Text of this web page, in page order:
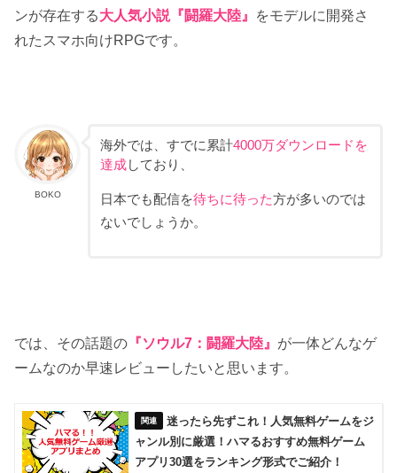
ンが存在する大人気小説『闘羅大陸』 をモデルに開発さ
れたスマホ向けRPGです。
BOKO
海外では、すでに累計4000万ダウンロードを
達成しており、
日本でも配信を待ちに待った方が多いのでは
ないでしょうか。
では、その話題の 『ソウル7：闘羅大陸』 が一体どんなゲ
ームなのか早速レビューしたいと思います。
迷ったら先ずこれ！人気無料ゲームをジ
ャンル別に厳選！ハマるおすすめ無料ゲーム
アプリ30選をランキング形式でご紹介！